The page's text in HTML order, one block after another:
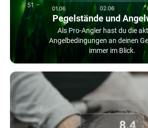
Pegelstände und
Als Pro-Angler hast du die
Angelbedingungen an deinen
immer im Blick.